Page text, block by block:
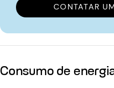
CONTATAR
Consumo de